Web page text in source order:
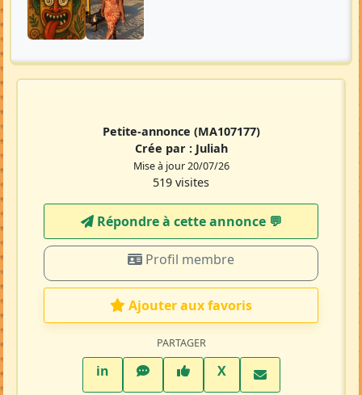
Petite-annonce (MA107177)
Crée par : Juliah
Mise à jour 20/07/26
519 visites
Répondre à cette annonce 💬​
Profil membre
Ajouter aux favoris
PARTAGER
inLinkedInWhatsAppFacebook
XTwitter X